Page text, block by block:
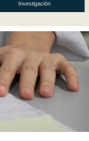
Investigación